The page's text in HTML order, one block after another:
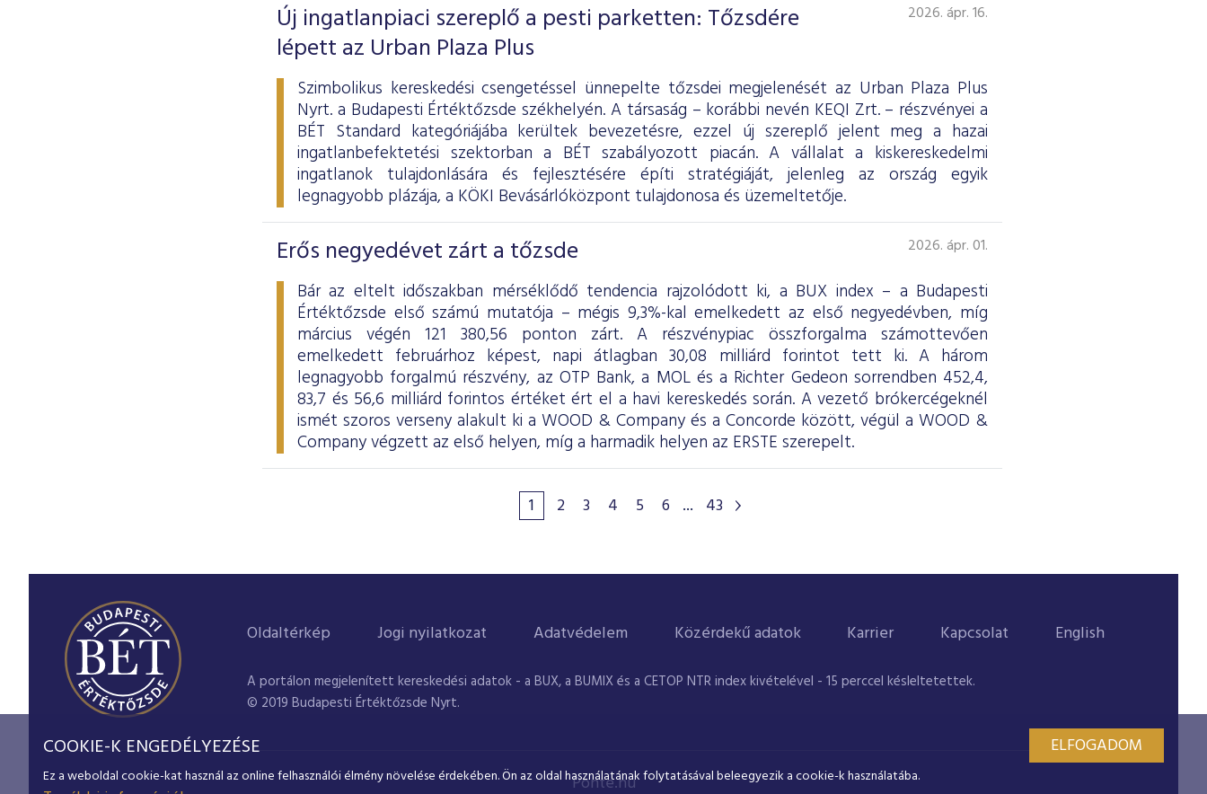
Új ingatlanpiaci szereplő a pesti parketten: Tőzsdére
lépett az Urban Plaza Plus
2026. ápr. 16.
Szimbolikus kereskedési csengetéssel ünnepelte tőzsdei megjelenését az Urban Plaza Plus
Nyrt. a Budapesti Értéktőzsde székhelyén. A társaság – korábbi nevén KEQI Zrt. – részvényei a
BÉT Standard kategóriájába kerültek bevezetésre, ezzel új szereplő jelent meg a hazai
ingatlanbefektetési szektorban a BÉT szabályozott piacán. A vállalat a kiskereskedelmi
ingatlanok tulajdonlására és fejlesztésére építi stratégiáját, jelenleg az ország egyik
legnagyobb plázája, a KÖKI Bevásárlóközpont tulajdonosa és üzemeltetője.
Erős negyedévet zárt a tőzsde 2026. ápr. 01.
Bár az eltelt időszakban mérséklődő tendencia rajzolódott ki, a BUX index – a Budapesti
Értéktőzsde első számú mutatója – mégis 9,3%-kal emelkedett az első negyedévben, míg
március végén 121 380,56 ponton zárt. A részvénypiac összforgalma számottevően
emelkedett februárhoz képest, napi átlagban 30,08 milliárd forintot tett ki. A három
legnagyobb forgalmú részvény, az OTP Bank, a MOL és a Richter Gedeon sorrendben 452,4,
83,7 és 56,6 milliárd forintos értéket ért el a havi kereskedés során. A vezető brókercégeknél
ismét szoros verseny alakult ki a WOOD & Company és a Concorde között, végül a WOOD &
Company végzett az első helyen, míg a harmadik helyen az ERSTE szerepelt.
1 2 3 4 5 6 ... 43
Oldaltérkép Jogi nyilatkozat Adatvédelem Közérdekű adatok Karrier Kapcsolat English
A portálon megjelenített kereskedési adatok - a BUX, a BUMIX és a CETOP NTR index kivételével - 15 perccel késleltetettek.
© 2019 Budapesti Értéktőzsde Nyrt.
Ponte.hu
COOKIE-K ENGEDÉLYEZÉSE
Ez a weboldal cookie-kat használ az online felhasználói élmény növelése érdekében. Ön az oldal használatának folytatásával beleegyezik a cookie-k használatába.
ELFOGADOM